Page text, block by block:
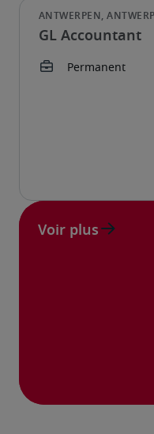
GL Accountant
Voir plus